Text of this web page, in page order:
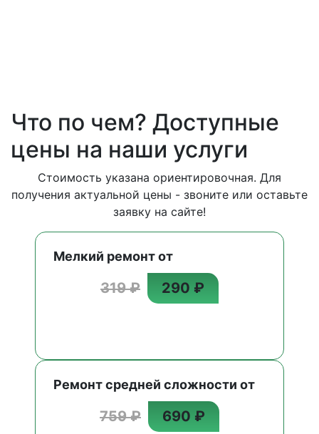
Что по чем? Доступные
цены на наши услуги
Стоимость указана ориентировочная. Для
получения актуальной цены - звоните или оставьте
заявку на сайте!
Мелкий ремонт от
319 ₽ 290 ₽
Ремонт средней сложности от
759 ₽ 690 ₽